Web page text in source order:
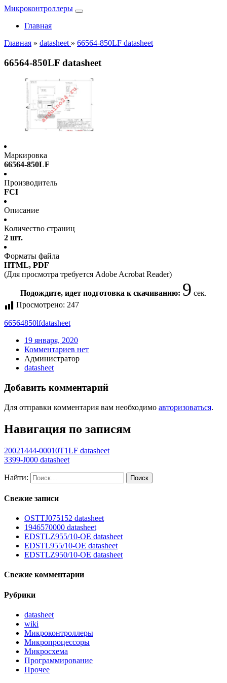
Микроконтроллеры
Главная
Главная » datasheet » 66564-850LF datasheet
66564-850LF datasheet
Маркировка
66564-850LF
Производитель
FCI
Описание
Количество страниц
2 шт.
Форматы файла
HTML, PDF
(Для просмотра требуется Adobe Acrobat Reader)
Подождите, идет подготовка к скачиванию: 9 сек.
Просмотрено: 247
66564850lfdatasheet
19 января, 2020
Комментариев нет
Администратор
datasheet
Добавить комментарий
Для отправки комментария вам необходимо авторизоваться.
Навигация по записям
20021444-00010T1LF datasheet
3399-J000 datasheet
Найти:
Свежие записи
OSTTJ075152 datasheet
1946570000 datasheet
EDSTLZ955/10-OE datasheet
EDSTL955/10-OE datasheet
EDSTLZ950/10-OE datasheet
Свежие комментарии
Рубрики
datasheet
wiki
Микроконтроллеры
Микропроцессоры
Микросхема
Программирование
Прочее